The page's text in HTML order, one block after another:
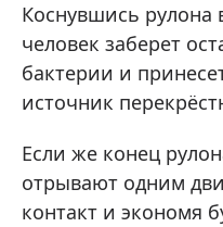
Коснувшись рулона
человек заберет
бактерии и
источник
Если же конец
отрывают одним
контакт и экономя